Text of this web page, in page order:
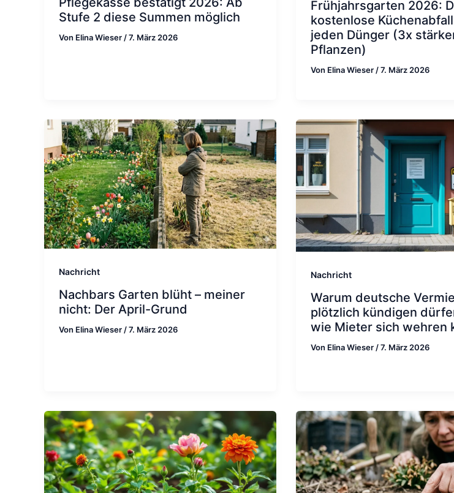
Stufe 2 diese Summen möglich
Von Elina Wieser/7. März 2026
Frühjahrsgarten 2026:
kostenlose
jeden Dünger (3x
Pflanzen)
Von Elina Wieser /7. März 2026
Nachricht
Nachbars Garten blüht – meiner
nicht: Der April-Grund
Von Elina Wieser /7. März 2026
Nachricht
Warum deutsche
plötzlich kündigen
wie Mieter sich wehren
Von Elina Wieser /7. März 2026